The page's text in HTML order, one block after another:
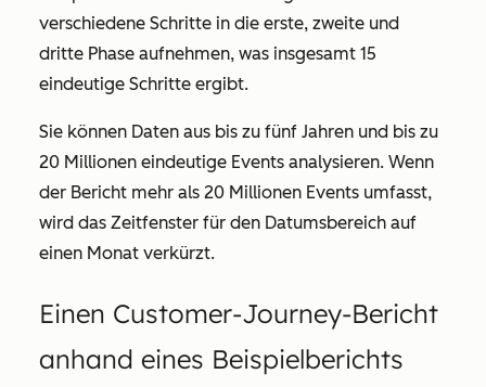
verschiedene Schritte in die erste, zweite und
dritte Phase aufnehmen, was insgesamt 15
eindeutige Schritte ergibt.
Sie können Daten aus bis zu fünf Jahren und bis zu
20 Millionen eindeutige Events analysieren. Wenn
der Bericht mehr als 20 Millionen Events umfasst,
wird das Zeitfenster für den Datumsbereich auf
einen Monat verkürzt.
Einen Customer-Journey-Bericht
anhand eines Beispielberichts